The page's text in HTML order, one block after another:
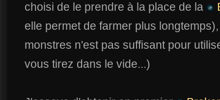
choisi de le prendre à la place de la
elle permet de farmer plus
monstres n'est pas suffisant pour
vous tirez dans le vide...)